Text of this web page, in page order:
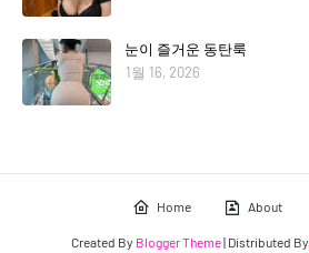
눈이 즐거운 동탄룩
1월 16, 2026
Home About
Created By Blogger Theme| Distributed By